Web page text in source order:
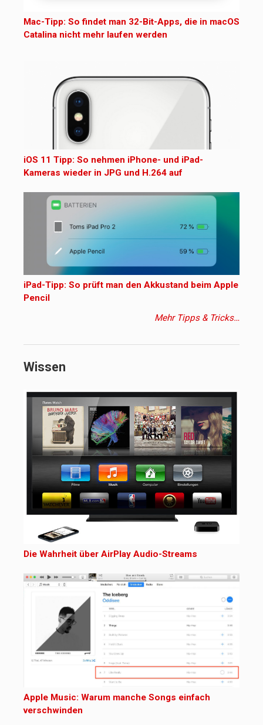
Mac-Tipp: So findet man 32-Bit-Apps, die in macOS
Catalina nicht mehr laufen werden
iOS 11 Tipp: So nehmen iPhone- und iPad-
Kameras wieder in JPG und H.264 auf
iPad-Tipp: So prüft man den Akkustand beim Apple
Pencil
Mehr Tipps & Tricks…
Wissen
Die Wahrheit über AirPlay Audio-Streams
Apple Music: Warum manche Songs einfach
verschwinden